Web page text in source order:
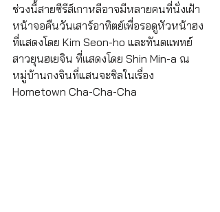
ช่วงนี้สายซีรีส์เกาหลีอาจมีหลายคนที่นั่งเฝ้า
หน้าจอคืนวันเสาร์อาทิตย์เพื่อรอดูหัวหน้าฮง
ที่แสดงโดย Kim Seon-ho และทันตแพทย์
สาวยุนฮเยจิน ที่แสดงโดย Shin Min-a ณ
หมู่บ้านกงจินที่แสนจะชิลในเรื่อง
Hometown Cha-Cha-Cha